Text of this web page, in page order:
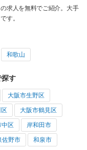
求人を無料でご紹介。大手
す。
和歌山
探す
大阪市生野区
大阪市鶴見区
中区 岸和田市
佐野市 和泉市